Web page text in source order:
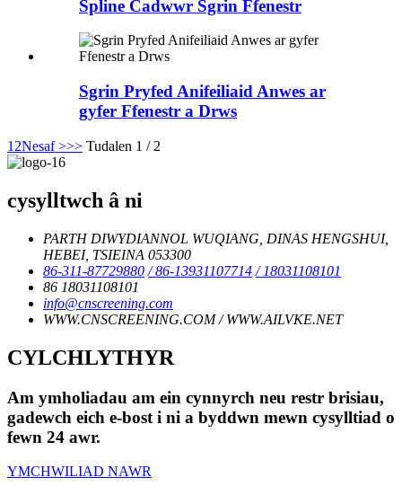
Spline Cadwwr Sgrin Ffenestr
Sgrin Pryfed Anifeiliaid Anwes ar
gyfer Ffenestr a Drws
1 2Nesaf >>> Tudalen 1 / 2
cysylltwch â ni
PARTH DIWYDIANNOL WUQIANG, DINAS HENGSHUI,
HEBEI, TSIEINA 053300
86-311-87729880 / 86-13931107714 / 18031108101
86 18031108101
info@cnscreening.com
WWW.CNSCREENING.COM / WWW.AILVKE.NET
CYLCHLYTHYR
Am ymholiadau am ein cynnyrch neu restr brisiau,
gadewch eich e-bost i ni a byddwn mewn cysylltiad o
fewn 24 awr.
YMCHWILIAD NAWR